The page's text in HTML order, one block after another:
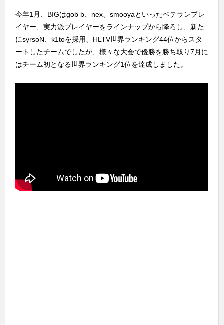
今年1月、BIGはgob b、nex、smooyaといったベテランプレ
イヤー、実力派プレイヤーをラインナップから降ろし、新た
にsyrsoN、k1toを採用、HLTV世界ランキング44位からスタ
ートしたチームでしたが、様々な大会で優勝を勝ち取り7月に
はチーム初となる世界ランキング1位を達成しました。